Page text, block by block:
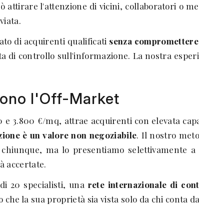
attirare l'attenzione di vicini, collaboratori o
di acquirenti qualificati senza
di controllo sull'informazione. La nostra
l'Off-Market
3.800 €/mq, attrae acquirenti con elevata
è un valore non negoziabile. Il nostro
ma lo presentiamo
accertate.
20 specialisti, una rete internazionale di
la sua proprietà sia vista solo da chi conta